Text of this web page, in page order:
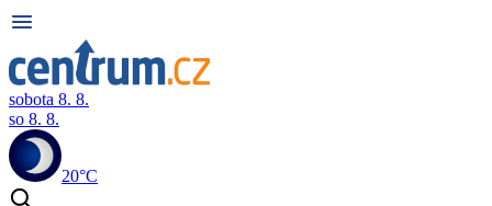
sobota 8. 8.
so 8. 8.
20°C